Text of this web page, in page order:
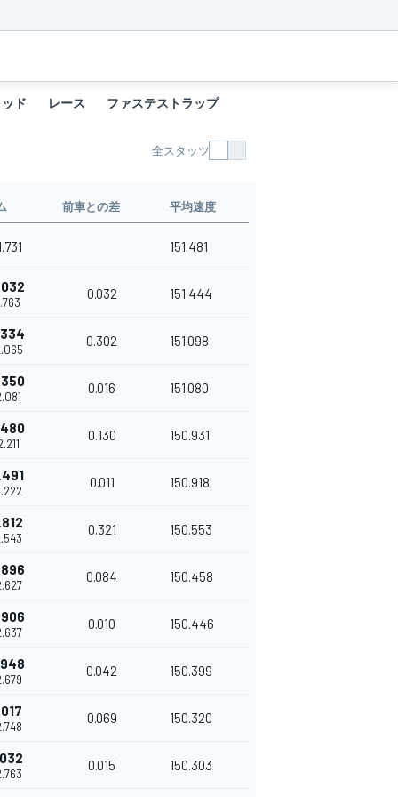
ド レース ファステストラップ
全スタッツ
前車との差 平均速度
151.481
0.032 151.444
0.302 151.098
0.016 151.080
0.130 150.931
0.011 150.918
0.321 150.553
0.084 150.458
0.010 150.446
0.042 150.399
0.069 150.320
0.015 150.303